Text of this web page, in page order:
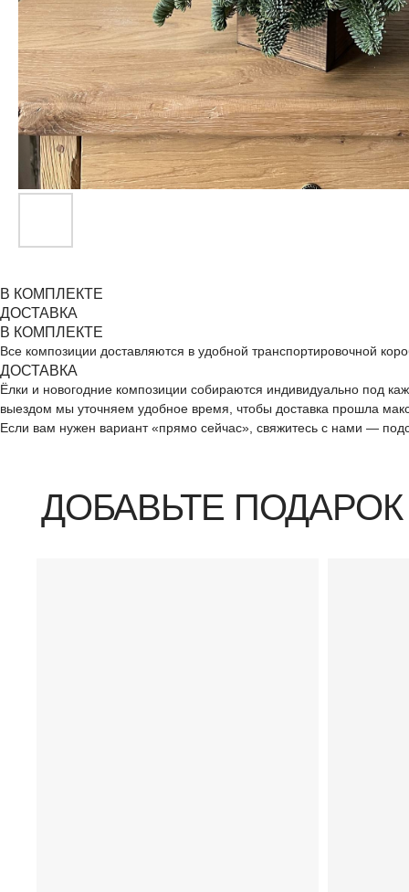
В КОМПЛЕКТЕ
ДОСТАВКА
В КОМПЛЕКТЕ
Все композиции доставляются в удобной транспортировочной
ДОСТАВКА
Ёлки и новогодние композиции собираются индивидуально под
выездом мы уточняем удобное время, чтобы доставка прошла
Если вам нужен вариант «прямо сейчас», свяжитесь с нами —
ДОБАВЬТЕ ПОДАРОК